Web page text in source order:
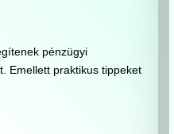
pénzügyi
Emellett praktikus tippeket